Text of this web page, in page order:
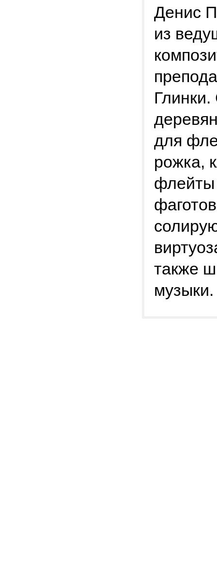
Денис
из
для
рожка,
флейты
также
музыки.